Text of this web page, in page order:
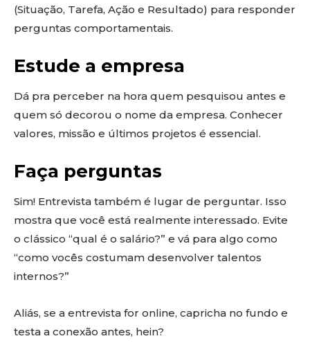
(Situação, Tarefa, Ação e Resultado) para responder
perguntas comportamentais.
Estude a empresa
Dá pra perceber na hora quem pesquisou antes e
quem só decorou o nome da empresa. Conhecer
valores, missão e últimos projetos é essencial.
Faça perguntas
Sim! Entrevista também é lugar de perguntar. Isso
mostra que você está realmente interessado. Evite
o clássico “qual é o salário?” e vá para algo como
“como vocês costumam desenvolver talentos
internos?”
Aliás, se a entrevista for online, capricha no fundo e
testa a conexão antes, hein?